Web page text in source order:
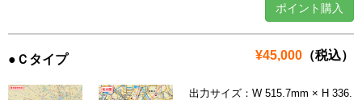
ポイント購入
¥45,000 （税込）
●Ｃタイプ
出力サイズ：W 515.7mm × H 336.